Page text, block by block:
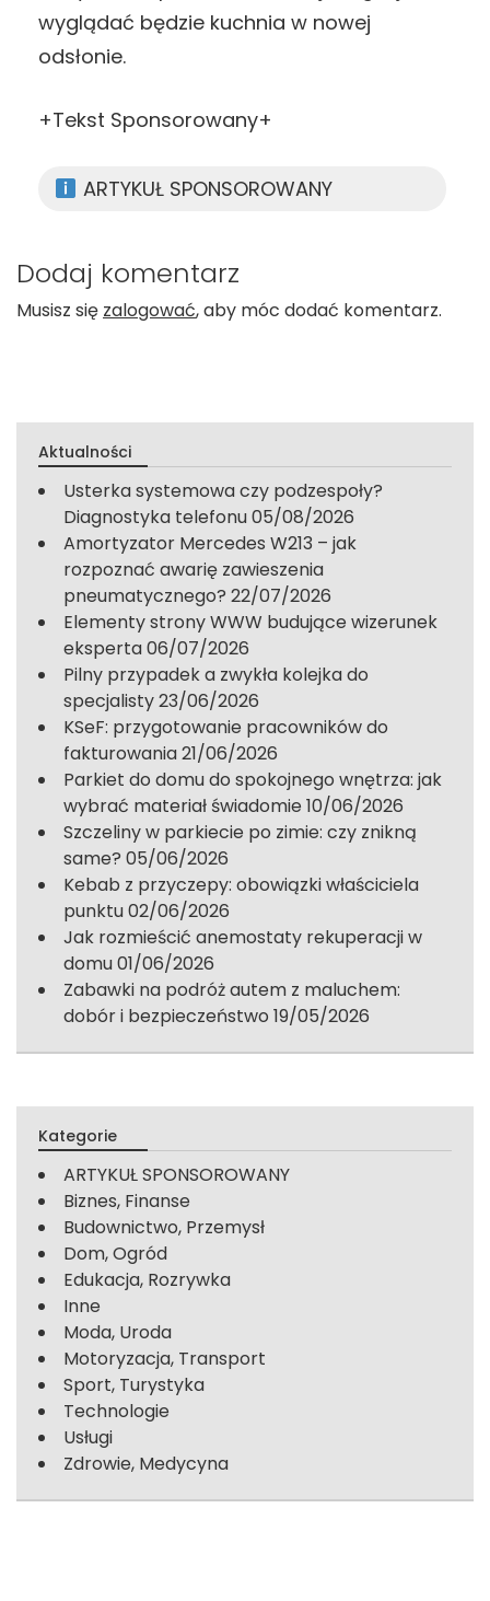
wyglądać będzie kuchnia w nowej
odsłonie.
+Tekst Sponsorowany+
ARTYKUŁ SPONSOROWANY
Dodaj komentarz
Musisz się zalogować, aby móc dodać komentarz.
Aktualności
Usterka systemowa czy podzespoły?
Diagnostyka telefonu05/08/2026
Amortyzator Mercedes W213 – jak
rozpoznać awarię zawieszenia
pneumatycznego? 22/07/2026
Elementy strony WWW budujące wizerunek
eksperta06/07/2026
Pilny przypadek a zwykła kolejka do
specjalisty23/06/2026
KSeF: przygotowanie pracowników do
fakturowania21/06/2026
Parkiet do domu do spokojnego wnętrza: jak
wybrać materiał świadomie 10/06/2026
Szczeliny w parkiecie po zimie: czy znikną
same? 05/06/2026
Kebab z przyczepy: obowiązki właściciela
punktu02/06/2026
Jak rozmieścić anemostaty rekuperacji w
domu01/06/2026
Zabawki na podróż autem z maluchem:
dobór i bezpieczeństwo 19/05/2026
Kategorie
ARTYKUŁ SPONSOROWANY
Biznes, Finanse
Budownictwo, Przemysł
Dom, Ogród
Edukacja, Rozrywka
Inne
Moda, Uroda
Motoryzacja, Transport
Sport, Turystyka
Technologie
Usługi
Zdrowie, Medycyna